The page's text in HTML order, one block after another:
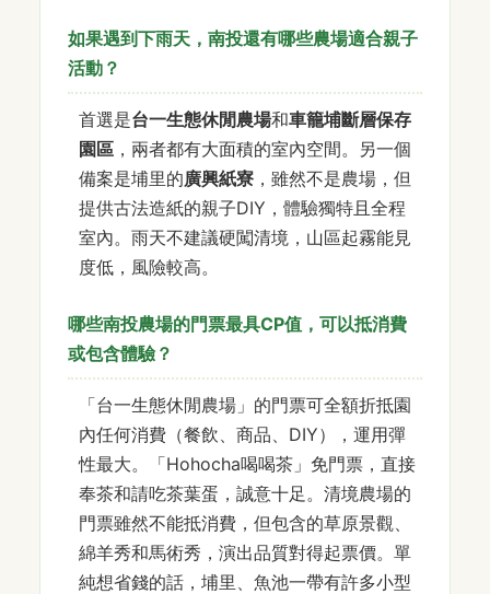
如果遇到下雨天，南投還有哪些農場適合親子
活動？
首選是台一生態休閒農場和車籠埔斷層保存
園區 ，兩者都有大面積的室內空間。另一個
備案是埔里的廣興紙寮 ，雖然不是農場，但
提供古法造紙的親子DIY，體驗獨特且全程
室內。雨天不建議硬闖清境，山區起霧能見
度低，風險較高。
哪些南投農場的門票最具CP值，可以抵消費
或包含體驗？
「台一生態休閒農場」的門票可全額折抵園
內任何消費（餐飲、商品、DIY），運用彈
性最大。「Hohocha喝喝茶」免門票，直接
奉茶和請吃茶葉蛋，誠意十足。清境農場的
門票雖然不能抵消費，但包含的草原景觀、
綿羊秀和馬術秀，演出品質對得起票價。單
純想省錢的話，埔里、魚池一帶有許多小型